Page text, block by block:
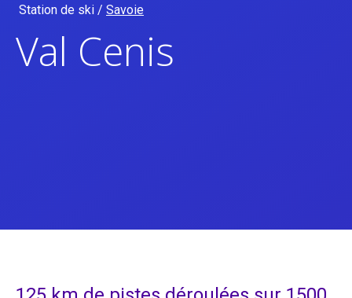
Station de ski / Savoie
Val Cenis